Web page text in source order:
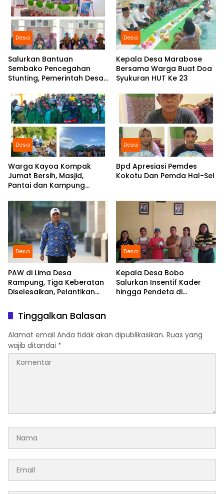
Desa
Salurkan Bantuan
Sembako Pencegahan
Stunting, Pemerintah Desa
Komitmen Tingkatkan Gizi
Anak
Desa
Kepala Desa Marabose
Bersama Warga Buat Doa
Syukuran HUT Ke 23
Desa
Warga Kayoa Kompak
Jumat Bersih, Masjid,
Pantai dan Kampung
Desa
Bpd Apresiasi Pemdes
Kokotu Dan Pemda Hal-Sel
Desa
PAW di Lima Desa
Rampung, Tiga Keberatan
Diselesaikan, Pelantikan
Desa
Kepala Desa Bobo
Salurkan Insentif Kader
hingga Pendeta di
Tinggalkan Balasan
Alamat email Anda tidak akan dipublikasikan. Ruas yang
wajib ditandai *